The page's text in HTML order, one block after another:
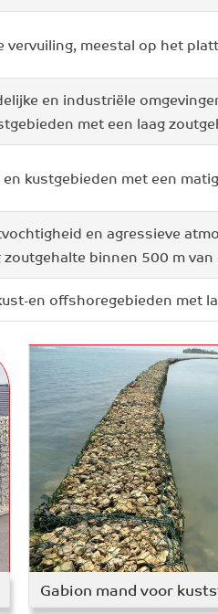
vervuiling, meestal op het
en industriële
met een laag
kustgebieden met een
en agressieve
binnen 500 m van
en offshoregebieden met
Gabion mand voor